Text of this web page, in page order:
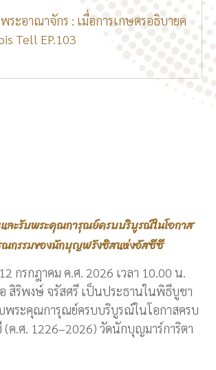
ระอาณาจักร : เมื่อการเกษตรอธิบายค
Tell EP.103
ะรับพระคุณการุณย์ครบบริบูรณ์ในโอกาส
กรรมของนักบุญฟรังซิสแห่งอัสซีซี
รกฎาคม ค.ศ. 2026 เวลา 10.00 น.
สิริพงษ์ จรัสศรี เป็นประธานในพิธีบูชา
ระคุณการุณย์ครบบริบูรณ์ในโอกาสครบ
.ศ. 1226–2026) วัดนักบุญมาร์การิตา